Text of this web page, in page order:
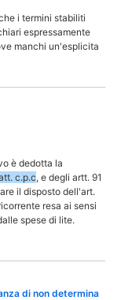
i termini stabiliti
espressamente
manchi un'esplicita
è dedotta la
c.p.c, e degli artt. 91
il disposto dell'art.
resa ai sensi
spese di lite.
di non determina